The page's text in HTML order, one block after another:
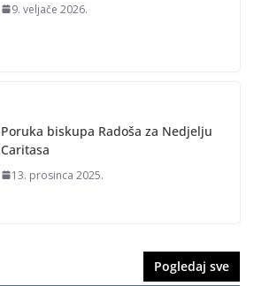
9. veljače 2026.
Poruka biskupa Radoša za Nedjelju
Caritasa
13. prosinca 2025.
Pogledaj sve